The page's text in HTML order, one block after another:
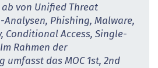
von Unified Threat
Analysen, Phishing, Malware,
Conditional Access, Single-
Rahmen der
umfasst das MOC 1st, 2nd